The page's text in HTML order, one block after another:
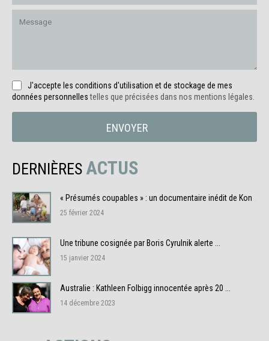
J'accepte les conditions d'utilisation et de stockage de mes
données personnellestelles que précisées dans nos mentions légales.
ENVOYER
DERNIÈRES ACTUS
« Présumés coupables » : un documentaire inédit de Konbini ...
25 février 2024
Une tribune cosignée par Boris Cyrulnik alerte ...
15 janvier 2024
Australie : Kathleen Folbigg innocentée après 20 ...
14 décembre 2023